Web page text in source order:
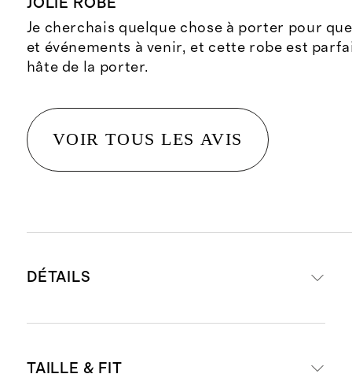
JOLIE ROBE
Je cherchais quelque chose à porter pour
et événements à venir, et cette robe est
hâte de la porter.
VOIR TOUS LES AVIS
DÉTAILS
écologique fabriquée à partir de
TAILLE & FIT